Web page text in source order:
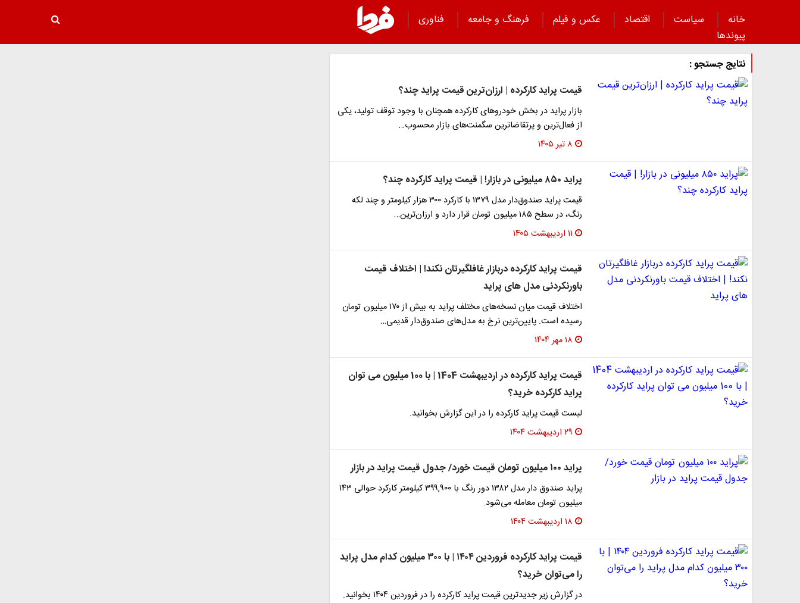
خانه سیاست اقتصاد عکس و فیلم فرهنگ و جامعه
فناوری
پیوند‌ها
نتایج جستجو :
قیمت پراید کارکرده | ارزان‌ترین قیمت پراید چند؟
بازار پراید در بخش خودروهای کارکرده همچنان با وجود توقف تولید، یکی
از فعال‌ترین و پرتقاضاترین سگمنت‌های بازار محسوب…
۸ تیر ۱۴۰۵
پراید ۸۵۰ میلیونی در بازار! | قیمت پراید کارکرده چند؟
قیمت پراید صندوق‌دار مدل ۱۳۷۹ با کارکرد ۳۰۰ هزار کیلومتر و چند لکه
رنگ، در سطح ۱۸۵ میلیون تومان قرار دارد و ارزان‌ترین…
۱۱ اردیبهشت ۱۴۰۵
قیمت پراید کارکرده دربازار غافلگیرتان نکند! | اختلاف قیمت
باورنکردنی مدل های پراید
اختلاف قیمت میان نسخه‌های مختلف پراید به بیش از ۱۷۰ میلیون تومان
رسیده است. پایین‌ترین نرخ به مدل‌های صندوق‌دار قدیمی…
۱۸ مهر ۱۴۰۴
قیمت پراید کارکرده در اردیبهشت 1404 | با 100 میلیون می توان
پراید کارکرده خرید؟
لیست قیمت پراید کارکرده را در این گزارش بخوانید.
۲۹ اردیبهشت ۱۴۰۴
پراید ۱۰۰ میلیون تومان قیمت خورد/ جدول قیمت پراید در بازار
پراید صندوق دار مدل ۱۳۸۲ دور رنگ با ۳۹۹,۹۰۰ کیلومتر کارکرد حوالی ۱۴۳
میلیون تومان معامله می‌شود.
۱۸ اردیبهشت ۱۴۰۴
قیمت پراید کارکرده فروردین ۱۴۰۴ | با ۳۰۰ میلیون کدام مدل پراید
را می‌توان خرید؟
در گزارش زیر جدیدترین قیمت پراید کارکرده را در فروردین ۱۴۰۴ بخوانید.